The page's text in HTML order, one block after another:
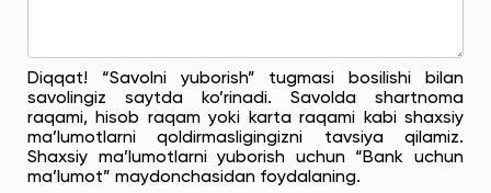
Diqqat! “Savolni yuborish” tugmasi bosilishi bilan
savolingiz saytda ko’rinadi. Savolda shartnoma
raqami, hisob raqam yoki karta raqami kabi shaxsiy
ma’lumotlarni qoldirmasligingizni tavsiya qilamiz.
Shaxsiy ma’lumotlarni yuborish uchun “Bank uchun
ma’lumot” maydonchasidan foydalaning.